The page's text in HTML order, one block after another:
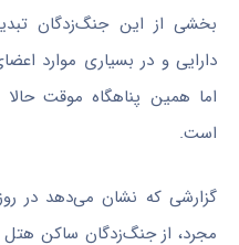
بخشی از این جنگ‌زدگان
دارایی و در بسیاری موارد
اما همین پناهگاه موقت
است.
گزارشی که نشان می‌دهد در
مجرد، از جنگ‌زدگان ساکن هتل